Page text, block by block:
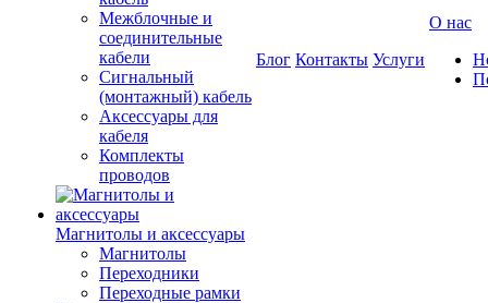
Межблочные и
соединительные
кабели
Сигнальный
(монтажный) кабель
Аксессуары для
кабеля
Комплекты
проводов
Магнитолы и аксессуары
Магнитолы
Переходники
Переходные рамки
Блог Контакты Услуги
О нас